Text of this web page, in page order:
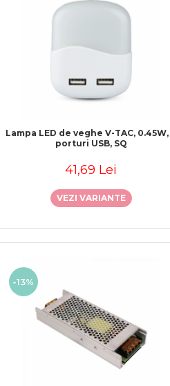
Lampa LED de veghe V-TAC, 0.45W,
porturi USB, SQ
41,69 Lei
VEZI VARIANTE
-13%